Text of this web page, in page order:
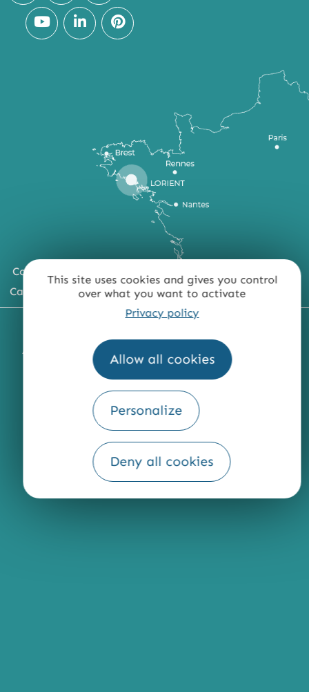
This site uses cookies and gives you control
over what you want to activate
Privacy policy
Allow all cookies
Personalize
Deny all cookies
Comment venir ?
Carte du territoire
ACCESSIBILITÉ : NON CONFORME PRESSE
QUI SOMMES-NOUS ?
Fourni par
Traduction